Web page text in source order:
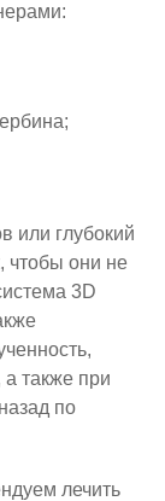
или глубокий
чтобы они не
3D
также при
по
лечить